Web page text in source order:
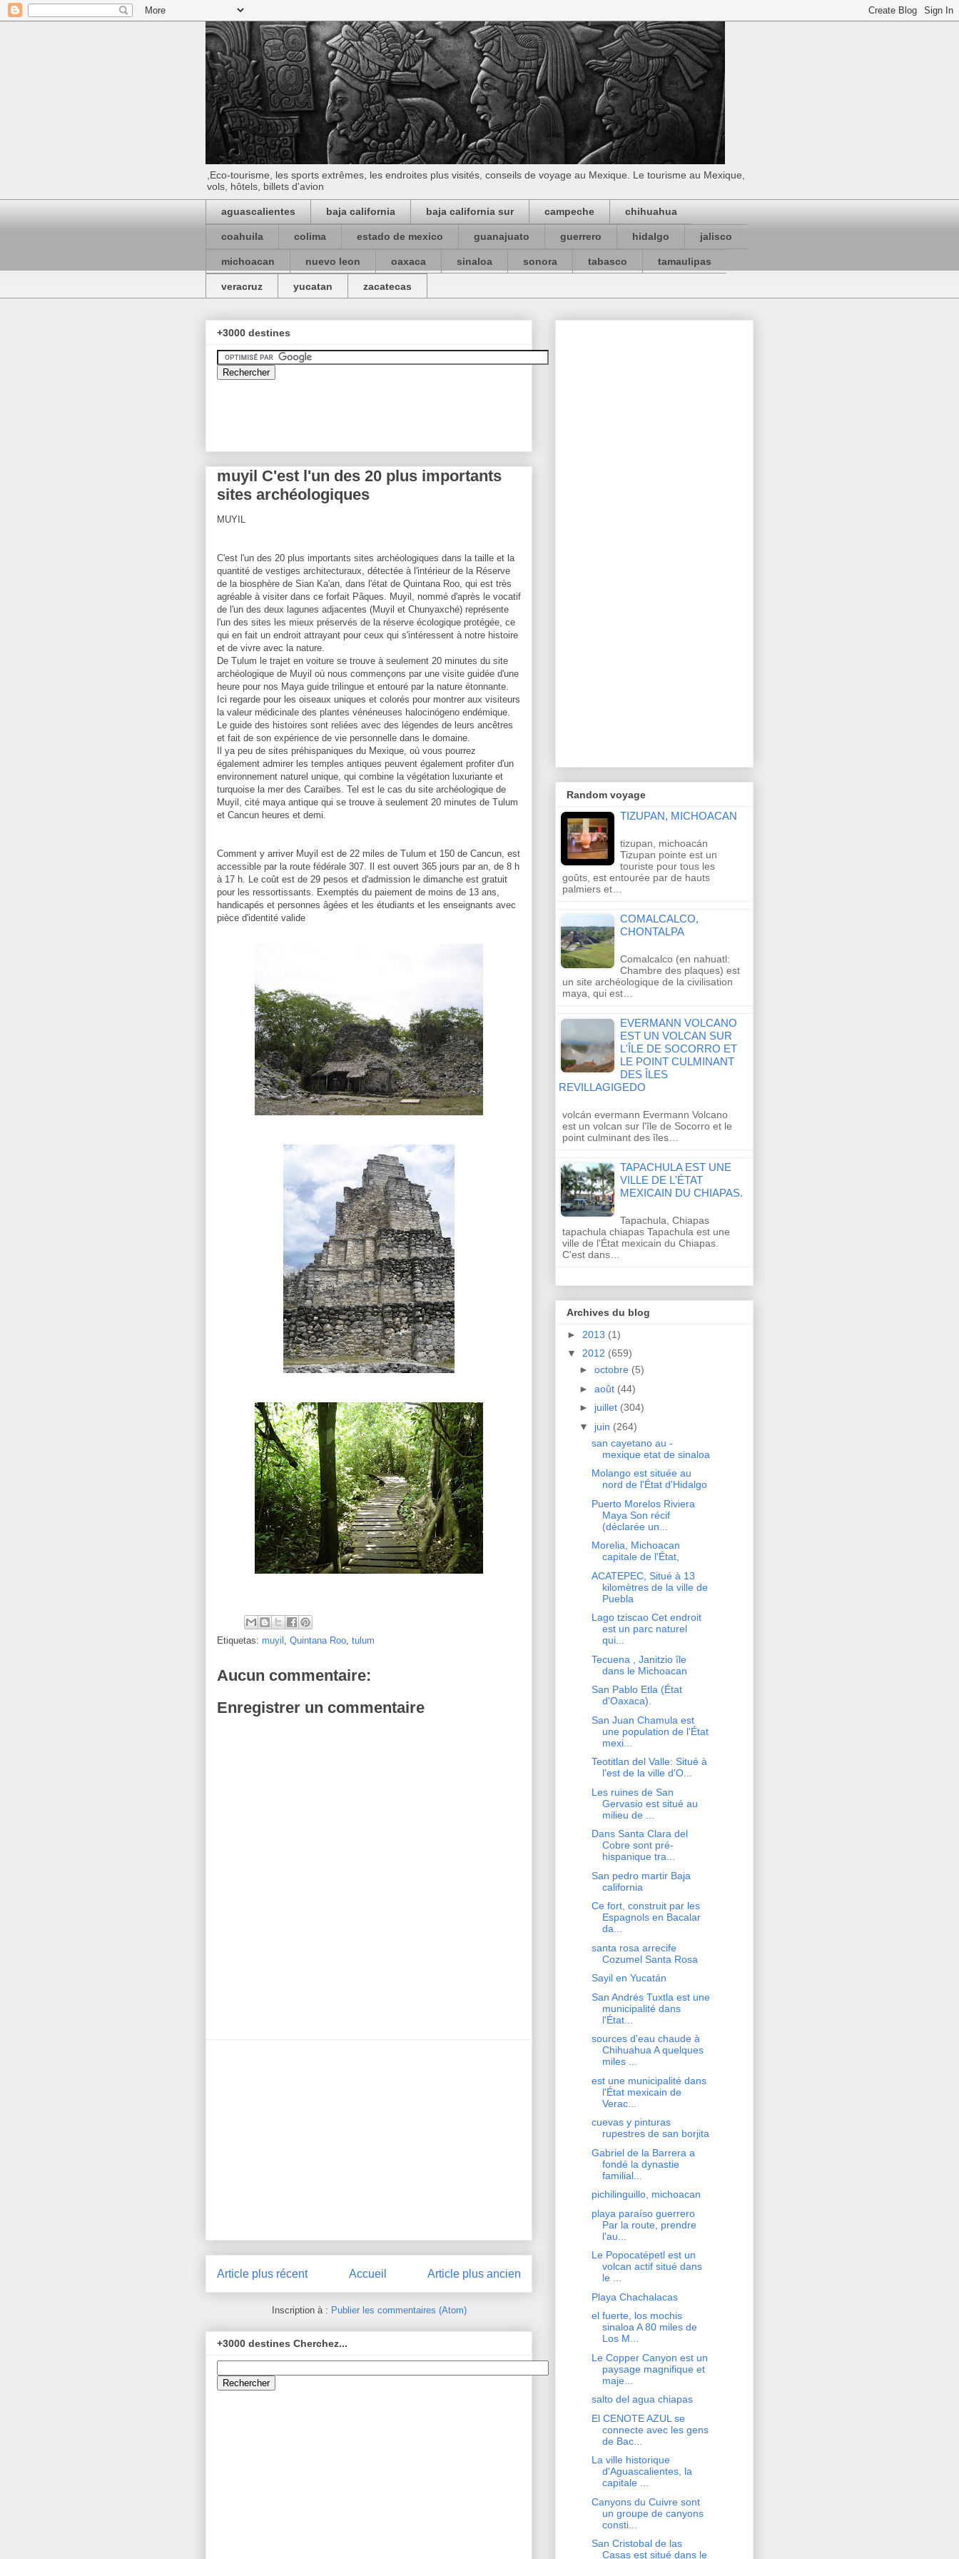
,Eco-tourisme, les sports extrêmes, les endroites plus visités, conseils de voyage au Mexique. Le tourisme au Mexique,
vols, hôtels, billets d'avion
aguascalientes baja california baja california sur campeche chihuahua
coahuila colima estado de mexico guanajuato guerrero hidalgo jalisco
michoacan nuevo leon oaxaca sinaloa sonora tabasco tamaulipas
veracruz yucatan zacatecas
+3000 destines
muyil C'est l'un des 20 plus importants
sites archéologiques
MUYIL
C'est l'un des 20 plus importants sites archéologiques dans la taille et la
quantité de vestiges architecturaux, détectée à l'intérieur de la Réserve
de la biosphère de Sian Ka'an, dans l'état de Quintana Roo, qui est très
agréable à visiter dans ce forfait Pâques. Muyil, nommé d'après le vocatif
de l'un des deux lagunes adjacentes (Muyil et Chunyaxché) représente
l'un des sites les mieux préservés de la réserve écologique protégée, ce
qui en fait un endroit attrayant pour ceux qui s'intéressent à notre histoire
et de vivre avec la nature.
De Tulum le trajet en voiture se trouve à seulement 20 minutes du site
archéologique de Muyil où nous commençons par une visite guidée d'une
heure pour nos Maya guide trilingue et entouré par la nature étonnante.
Ici regarde pour les oiseaux uniques et colorés pour montrer aux visiteurs
la valeur médicinale des plantes vénéneuses halocinógeno endémique.
Le guide des histoires sont reliées avec des légendes de leurs ancêtres
et fait de son expérience de vie personnelle dans le domaine.
Il ya peu de sites préhispaniques du Mexique, où vous pourrez
également admirer les temples antiques peuvent également profiter d'un
environnement naturel unique, qui combine la végétation luxuriante et
turquoise la mer des Caraïbes. Tel est le cas du site archéologique de
Muyil, cité maya antique qui se trouve à seulement 20 minutes de Tulum
et Cancun heures et demi.
Comment y arriver Muyil est de 22 miles de Tulum et 150 de Cancun, est
accessible par la route fédérale 307. Il est ouvert 365 jours par an, de 8 h
à 17 h. Le coût est de 29 pesos et d'admission le dimanche est gratuit
pour les ressortissants. Exemptés du paiement de moins de 13 ans,
handicapés et personnes âgées et les étudiants et les enseignants avec
pièce d'identité valide
Etiquetas: muyil Quintana Roo tulum
Aucun commentaire:
Enregistrer un commentaire
Article plus récent Article plus ancien
Accueil
Inscription à : Publier les commentaires (Atom)
+3000 destines Cherchez...
Random voyage
TIZUPAN, MICHOACAN
tizupan, michoacán
Tizupan pointe est un
touriste pour tous les
goûts, est entourée par de hauts
palmiers et…
COMALCALCO,
CHONTALPA
Comalcalco (en nahuatl:
Chambre des plaques) est
un site archéologique de la civilisation
maya, qui est…
EVERMANN VOLCANO
EST UN VOLCAN SUR
L'ÎLE DE SOCORRO ET
LE POINT CULMINANT
DES ÎLES
REVILLAGIGEDO
volcán evermann Evermann Volcano
est un volcan sur l'île de Socorro et le
point culminant des îles…
TAPACHULA EST UNE
VILLE DE L'ÉTAT
MEXICAIN DU CHIAPAS.
Tapachula, Chiapas
tapachula chiapas Tapachula est une
ville de l'État mexicain du Chiapas.
C'est dans…
Archives du blog
► 2013 (1)
▼ 2012 (659)
► octobre (5)
► août (44)
► juillet (304)
▼ juin (264)
san cayetano au -
mexique etat de sinaloa
Molango est située au
nord de l'État d'Hidalgo
Puerto Morelos Riviera
Maya Son récif
(déclarée un...
Morelia, Michoacan
capitale de l'État,
ACATEPEC, Situé à 13
kilomètres de la ville de
Puebla
Lago tziscao Cet endroit
est un parc naturel
qui...
Tecuena , Janitzio île
dans le Michoacan
San Pablo Etla (État
d'Oaxaca).
San Juan Chamula est
une population de l'État
mexi...
Teotitlan del Valle: Situé à
l'est de la ville d'O...
Les ruines de San
Gervasio est situé au
milieu de ...
Dans Santa Clara del
Cobre sont pré-
hispanique tra...
San pedro martir Baja
california
Ce fort, construit par les
Espagnols en Bacalar
da...
santa rosa arrecife
Cozumel Santa Rosa
Sayil en Yucatán
San Andrés Tuxtla est une
municipalité dans
l'État...
sources d'eau chaude à
Chihuahua A quelques
miles ...
est une municipalité dans
l'État mexicain de
Verac...
cuevas y pinturas
rupestres de san borjita
Gabriel de la Barrera a
fondé la dynastie
familial...
pichilinguillo, michoacan
playa paraíso guerrero
Par la route, prendre
l'au...
Le Popocatépetl est un
volcan actif situé dans
le ...
Playa Chachalacas
el fuerte, los mochis
sinaloa A 80 miles de
Los M...
Le Copper Canyon est un
paysage magnifique et
maje...
salto del agua chiapas
El CENOTE AZUL se
connecte avec les gens
de Bac...
La ville historique
d'Aguascalientes, la
capitale ...
Canyons du Cuivre sont
un groupe de canyons
consti...
San Cristobal de las
Casas est situé dans le